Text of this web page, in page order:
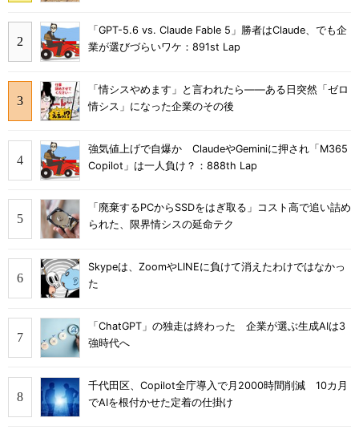
「GPT-5.6 vs. Claude Fable 5」勝者はClaude、でも企
業が選びづらいワケ：891st Lap
「情シスやめます」と言われたら――ある日突然「ゼロ
情シス」になった企業のその後
強気値上げで自爆か ClaudeやGeminiに押され「M365
Copilot」は一人負け？：888th Lap
「廃棄するPCからSSDをはぎ取る」コスト高で追い詰め
られた、限界情シスの延命テク
Skypeは、ZoomやLINEに負けて消えたわけではなかっ
た
「ChatGPT」の独走は終わった 企業が選ぶ生成AIは3
強時代へ
千代田区、Copilot全庁導入で月2000時間削減 10カ月
でAIを根付かせた定着の仕掛け